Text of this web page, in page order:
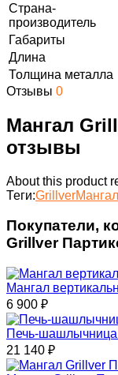
Страна-
производитель
Габариты
Длина
Толщина металла
Отзывы 0
Мангал
отзывы
About this product
Теги:Grillver
Покупатели,
Grillver
Мангал
6 900 ₽
Печь-шашлычница
21 140 ₽